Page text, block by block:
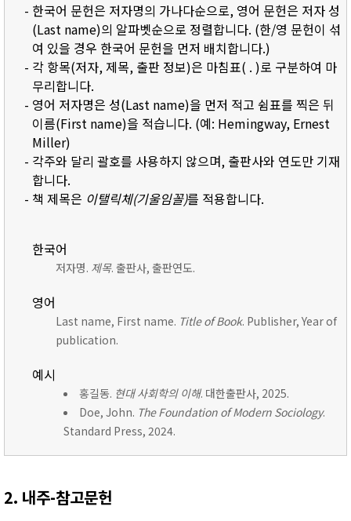
- 한국어 문헌은 저자명의 가나다순으로, 영어 문헌은 저자 성
(Last name)의 알파벳순으로 정렬합니다. (한/영 문헌이 섞
여 있을 경우 한국어 문헌을 먼저 배치합니다.)
- 각 항목(저자, 제목, 출판 정보)은 마침표( . )로 구분하여 마
무리합니다.
- 영어 저자명은 성(Last name)을 먼저 적고 쉼표를 찍은 뒤
이름(First name)을 적습니다. (예: Hemingway, Ernest
Miller)
- 각주와 달리 괄호를 사용하지 않으며, 출판사와 연도만 기재
합니다.
- 책 제목은 이탤릭체(기울임꼴)를 적용합니다.
한국어
저자명. 제목. 출판사, 출판연도.
영어
Last name, First name. Title of Book. Publisher, Year of
publication.
예시
홍길동. 현대 사회학의 이해. 대한출판사, 2025.
Doe, John. The Foundation of Modern Sociology.
Standard Press, 2024.
2. 내주-참고문헌